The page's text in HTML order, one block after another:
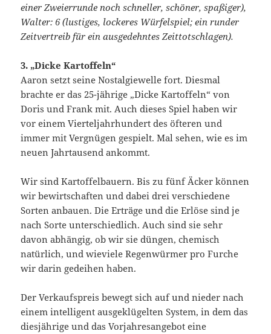
einer Zweierrunde noch schneller, schöner, spaßiger),
Walter: 6 (lustiges, lockeres Würfelspiel; ein runder
Zeitvertreib für ein ausgedehntes Zeittotschlagen).
3. „Dicke Kartoffeln“
Aaron setzt seine Nostalgiewelle fort. Diesmal
brachte er das 25-jährige „Dicke Kartoffeln“ von
Doris und Frank mit. Auch dieses Spiel haben wir
vor einem Vierteljahrhundert des öfteren und
immer mit Vergnügen gespielt. Mal sehen, wie es im
neuen Jahrtausend ankommt.
Wir sind Kartoffelbauern. Bis zu fünf Äcker können
wir bewirtschaften und dabei drei verschiedene
Sorten anbauen. Die Erträge und die Erlöse sind je
nach Sorte unterschiedlich. Auch sind sie sehr
davon abhängig, ob wir sie düngen, chemisch
natürlich, und wieviele Regenwürmer pro Furche
wir darin gedeihen haben.
Der Verkaufspreis bewegt sich auf und nieder nach
einem intelligent ausgeklügelten System, in dem das
diesjährige und das Vorjahresangebot eine